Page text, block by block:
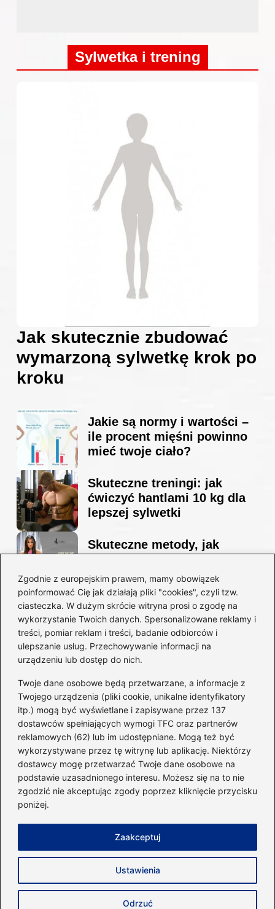
Zgodnie z europejskim prawem, mamy obowiązek
poinformować Cię jak działają pliki "cookies", czyli tzw.
ciasteczka. W dużym skrócie witryna prosi o zgodę na
wykorzystanie Twoich danych. Spersonalizowane reklamy i
treści, pomiar reklam i treści, badanie odbiorców i
ulepszanie usług. Przechowywanie informacji na
urządzeniu lub dostęp do nich.
Twoje dane osobowe będą przetwarzane, a informacje z
Twojego urządzenia (pliki cookie, unikalne identyfikatory
itp.) mogą być wyświetlane i zapisywane przez 137
dostawców spełniających wymogi TFC oraz partnerów
reklamowych (62) lub im udostępniane. Mogą też być
wykorzystywane przez tę witrynę lub aplikację. Niektórzy
dostawcy mogę przetwarzać Twoje dane osobowe na
podstawie uzasadnionego interesu. Możesz się na to nie
zgodzić nie akceptując zgody poprzez kliknięcie przycisku
poniżej.
Ustawienia
Odrzuć
Zaakceptuj
Sylwetka i trening
Jak skutecznie zbudować
wymarzoną sylwetkę krok po
kroku
Jakie są normy i wartości –
ile procent mięśni powinno
mieć twoje ciało?
Skuteczne treningi: jak
ćwiczyć hantlami 10 kg dla
lepszej sylwetki
Skuteczne metody, jak
sylwetkę w zaledwie 90 dni
Idealny garnitur: jak dobrać
go do swojej sylwetki?
Kategorie
Dieta i kalorie(221)
Fitness(236)
Siłownia(101)
Sport(60)
Sprzęt i akcesoria(25)
Suplementy(38)
Copyright © 2026 40minut.pl
Zasady użytkowania
Napisz do nas